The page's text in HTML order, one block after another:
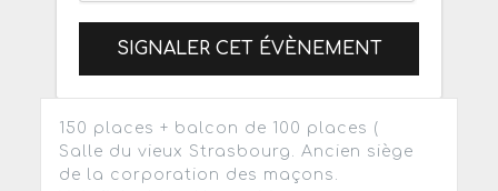
SIGNALER CET ÉVÈNEMENT
150 places + balcon de 100 places (
Salle du vieux Strasbourg. Ancien siège
de la corporation des maçons.